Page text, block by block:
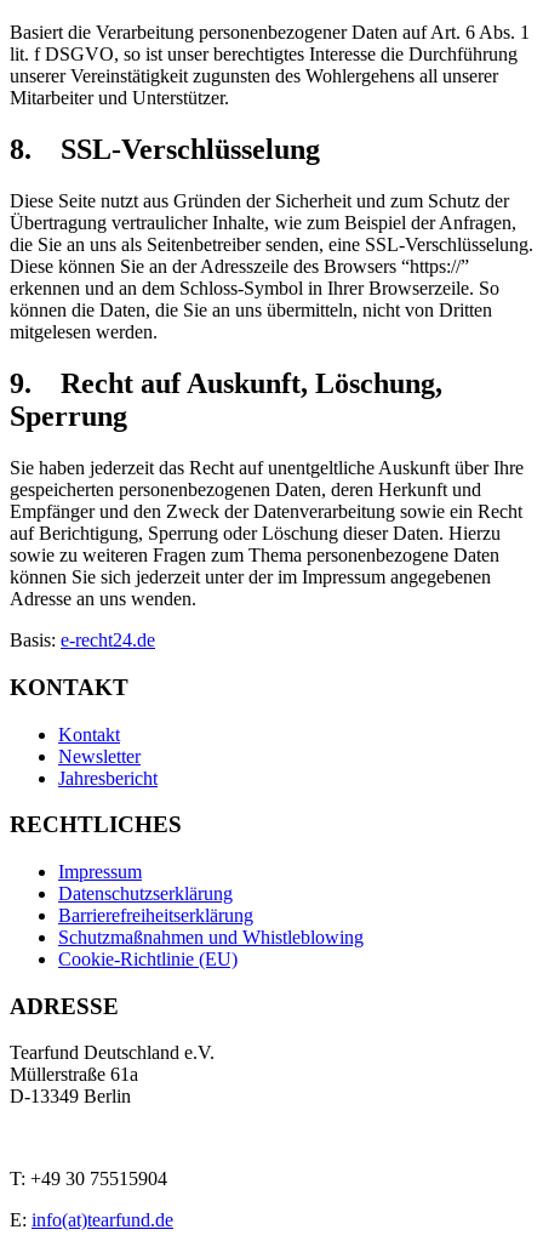
Basiert die Verarbeitung personenbezogener Daten auf Art. 6 Abs. 1
lit. f DSGVO, so ist unser berechtigtes Interesse die Durchführung
unserer Vereinstätigkeit zugunsten des Wohlergehens all unserer
Mitarbeiter und Unterstützer.
8. SSL-Verschlüsselung
Diese Seite nutzt aus Gründen der Sicherheit und zum Schutz der
Übertragung vertraulicher Inhalte, wie zum Beispiel der Anfragen,
die Sie an uns als Seitenbetreiber senden, eine SSL-Verschlüsselung.
Diese können Sie an der Adresszeile des Browsers “https://”
erkennen und an dem Schloss-Symbol in Ihrer Browserzeile. So
können die Daten, die Sie an uns übermitteln, nicht von Dritten
mitgelesen werden.
9. Recht auf Auskunft, Löschung,
Sperrung
Sie haben jederzeit das Recht auf unentgeltliche Auskunft über Ihre
gespeicherten personenbezogenen Daten, deren Herkunft und
Empfänger und den Zweck der Datenverarbeitung sowie ein Recht
auf Berichtigung, Sperrung oder Löschung dieser Daten. Hierzu
sowie zu weiteren Fragen zum Thema personenbezogene Daten
können Sie sich jederzeit unter der im Impressum angegebenen
Adresse an uns wenden.
Basis: e-recht24.de
KONTAKT
Kontakt
Newsletter
Jahresbericht
RECHTLICHES
Impressum
Datenschutzserklärung
Barrierefreiheitserklärung
Schutzmaßnahmen und Whistleblowing
Cookie-Richtlinie (EU)
ADRESSE
Tearfund Deutschland e.V.
Müllerstraße 61a
D-13349 Berlin
T: +49 30 75515904
E: info(at)tearfund.de